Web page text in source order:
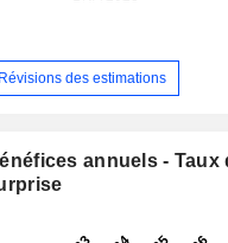
Révisions des estimations
annuels - Taux